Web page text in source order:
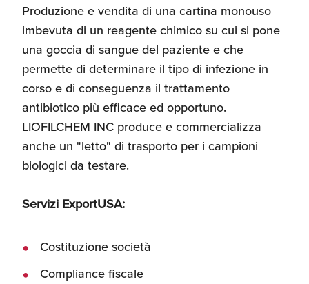
Produzione e vendita di una cartina monouso
imbevuta di un reagente chimico su cui si pone
una goccia di sangue del paziente e che
permette di determinare il tipo di infezione in
corso e di conseguenza il trattamento
antibiotico più efficace ed opportuno.
LIOFILCHEM INC produce e commercializza
anche un "letto" di trasporto per i campioni
biologici da testare.
Servizi ExportUSA:
Costituzione società
Compliance fiscale